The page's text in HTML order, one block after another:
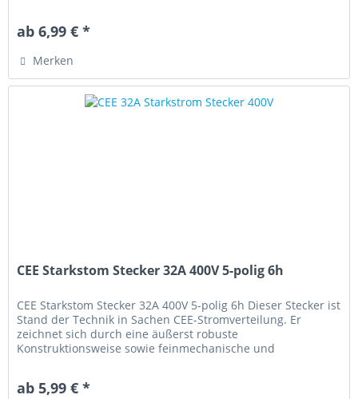
ab 6,99 € *
Merken
CEE Starkstom Stecker 32A 400V 5-polig 6h
CEE Starkstom Stecker 32A 400V 5-polig 6h Dieser Stecker ist
Stand der Technik in Sachen CEE-Stromverteilung. Er
zeichnet sich durch eine äußerst robuste
Konstruktionsweise sowie feinmechanische und
ab 5,99 € *